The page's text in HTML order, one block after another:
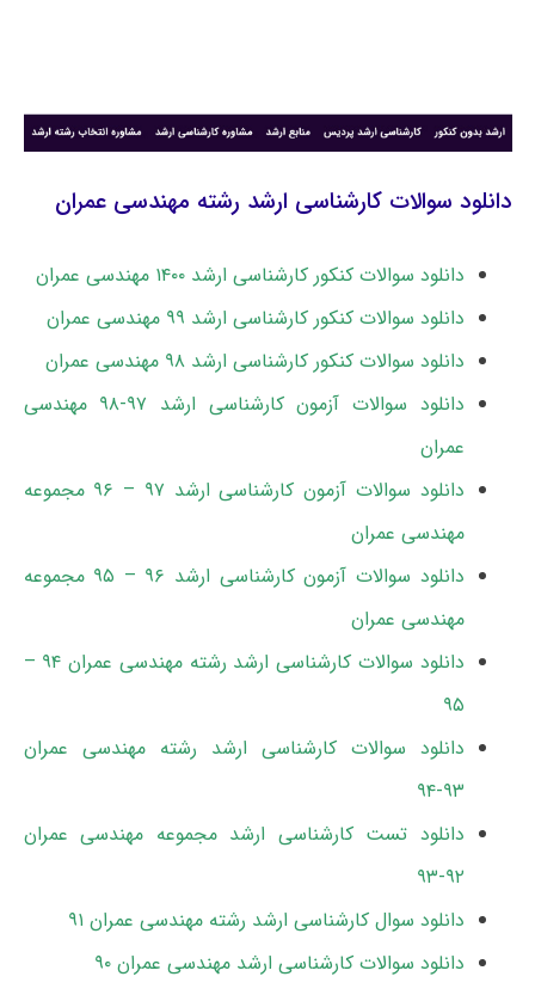
دانلود سوالات کارشناسی ارشد رشته مهندسی عمران
دانلود سوالات کنکور کارشناسی ارشد ۱۴۰۰ مهندسی عمران
دانلود سوالات کنکور کارشناسی ارشد ۹۹ مهندسی عمران
دانلود سوالات کنکور کارشناسی ارشد ۹۸ مهندسی عمران
دانلود سوالات آزمون کارشناسی ارشد ۹۷-۹۸ مهندسی
عمران
دانلود سوالات آزمون کارشناسی ارشد ۹۷ – ۹۶ مجموعه
مهندسی عمران
دانلود سوالات آزمون کارشناسی ارشد ۹۶ – ۹۵ مجموعه
مهندسی عمران
دانلود سوالات کارشناسی ارشد رشته مهندسی عمران ۹۴ –
۹۵
دانلود سوالات کارشناسی ارشد رشته مهندسی عمران
۹۳-۹۴
دانلود تست کارشناسی ارشد مجموعه مهندسی عمران
۹۲-۹۳
دانلود سوال کارشناسی ارشد رشته مهندسی عمران ۹۱
دانلود سوالات کارشناسی ارشد مهندسی عمران ۹۰